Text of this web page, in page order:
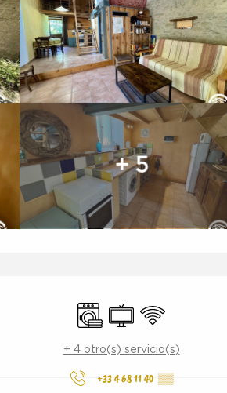
+ 5
Horarios y
LavadoraTelevisión
Wifi
+ 4 otro(s) servicio(s)
+33 4 68 11 40 ▒▒